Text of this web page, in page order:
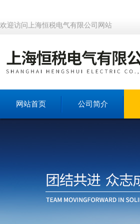
欢迎访问上海恒税电气有限公司网站
网站首页 公司简介